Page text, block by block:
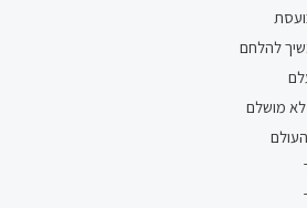
להלחם
לא מושלם